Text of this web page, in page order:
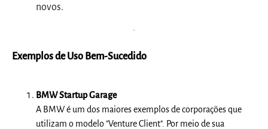
novos.
Exemplos de Uso Bem-Sucedido
BMW Startup Garage
A BMW é um dos maiores exemplos de corporações que
utilizam o modelo "Venture Client". Por meio de sua